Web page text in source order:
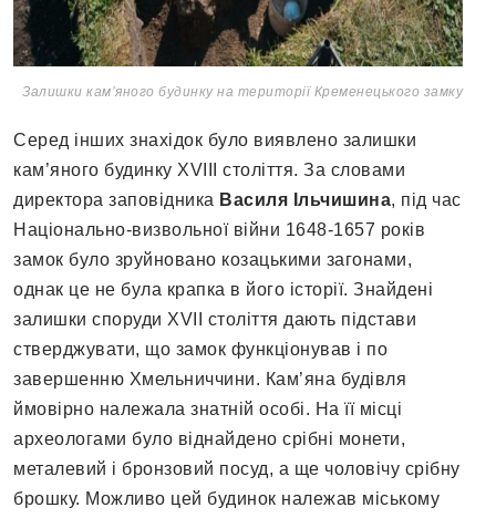
Залишки кам’яного будинку на території Кременецького замку
Серед інших знахідок було виявлено залишки
кам’яного будинку XVIII століття. За словами
директора заповідника Василя Ільчишина, під час
Національно-визвольної війни 1648-1657 років
замок було зруйновано козацькими загонами,
однак це не була крапка в його історії. Знайдені
залишки споруди XVII століття дають підстави
стверджувати, що замок функціонував і по
завершенню Хмельниччини. Кам’яна будівля
ймовірно належала знатній особі. На її місці
археологами було віднайдено срібні монети,
металевий і бронзовий посуд, а ще чоловічу срібну
брошку. Можливо цей будинок належав міському